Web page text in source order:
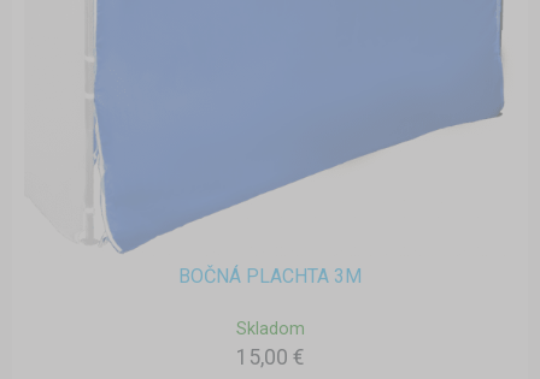
BOČNÁ PLACHTA 3M
Skladom
15,00 €